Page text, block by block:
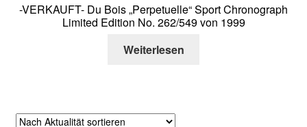
-VERKAUFT- Du Bois „Perpetuelle“ Sport Chronograph
Limited Edition No. 262/549 von 1999
Weiterlesen